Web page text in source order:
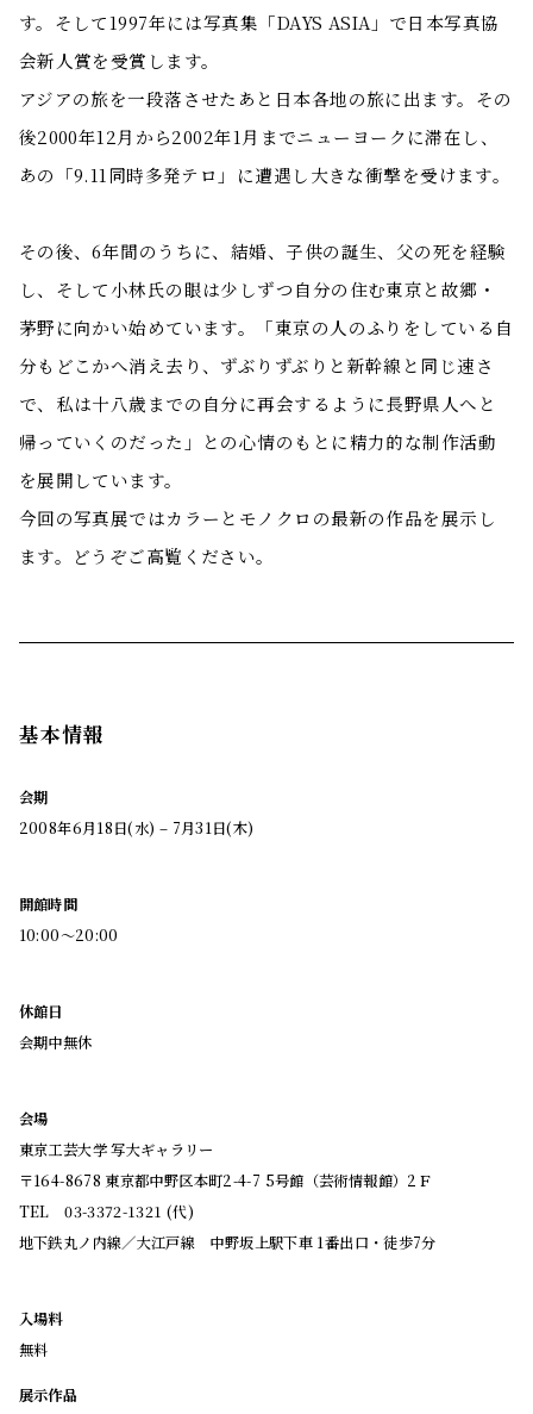
す。そして1997年には写真集「DAYS ASIA」で日本写真協
会新人賞を受賞します。
アジアの旅を一段落させたあと日本各地の旅に出ます。その
後2000年12月から2002年1月までニューヨークに滞在し、
あの「9.11同時多発テロ」に遭遇し大きな衝撃を受けます。
その後、6年間のうちに、結婚、子供の誕生、父の死を経験
し、そして小林氏の眼は少しずつ自分の住む東京と故郷・
茅野に向かい始めています。「東京の人のふりをしている自
分もどこかへ消え去り、ずぶりずぶりと新幹線と同じ速さ
で、私は十八歳までの自分に再会するように長野県人へと
帰っていくのだった」との心情のもとに精力的な制作活動
を展開しています。
今回の写真展ではカラーとモノクロの最新の作品を展示し
ます。どうぞご高覧ください。
基本情報
会期
2008年6月18日(水) – 7月31日(木)
開館時間
10:00～20:00
休館日
会期中無休
会場
東京工芸大学 写大ギャラリー
〒164-8678 東京都中野区本町2-4-7 5号館（芸術情報館）2Ｆ
TEL 03-3372-1321 (代)
地下鉄丸ノ内線／大江戸線 中野坂上駅下車 1番出口・徒歩7分
入場料
無料
展示作品